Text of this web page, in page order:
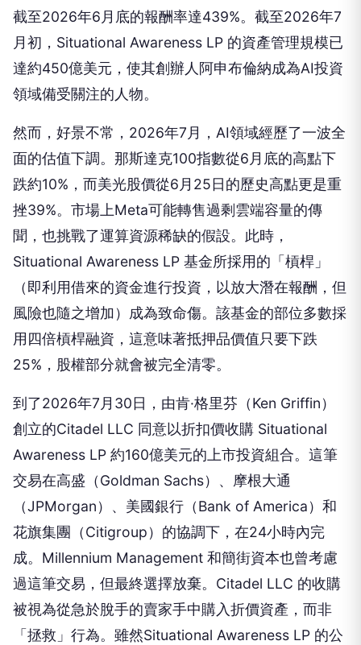
截至2026年6月底的報酬率達439%。截至2026年7
月初，Situational Awareness LP 的資產管理規模已
達約450億美元，使其創辦人阿申布倫納成為AI投資
領域備受關注的人物。
然而，好景不常，2026年7月，AI領域經歷了一波全
面的估值下調。那斯達克100指數從6月底的高點下
跌約10%，而美光股價從6月25日的歷史高點更是重
挫39%。市場上Meta可能轉售過剩雲端容量的傳
聞，也挑戰了運算資源稀缺的假設。此時，
Situational Awareness LP 基金所採用的「槓桿」
（即利用借來的資金進行投資，以放大潛在報酬，但
風險也隨之增加）成為致命傷。該基金的部位多數採
用四倍槓桿融資，這意味著抵押品價值只要下跌
25%，股權部分就會被完全清零。
到了2026年7月30日，由肯·格里芬（Ken Griffin）
創立的Citadel LLC 同意以折扣價收購 Situational
Awareness LP 約160億美元的上市投資組合。這筆
交易在高盛（Goldman Sachs）、摩根大通
（JPMorgan）、美國銀行（Bank of America）和
花旗集團（Citigroup）的協調下，在24小時內完
成。Millennium Management 和簡街資本也曾考慮
過這筆交易，但最終選擇放棄。Citadel LLC 的收購
被視為從急於脫手的賣家手中購入折價資產，而非
「拯救」行為。雖然Situational Awareness LP 的公